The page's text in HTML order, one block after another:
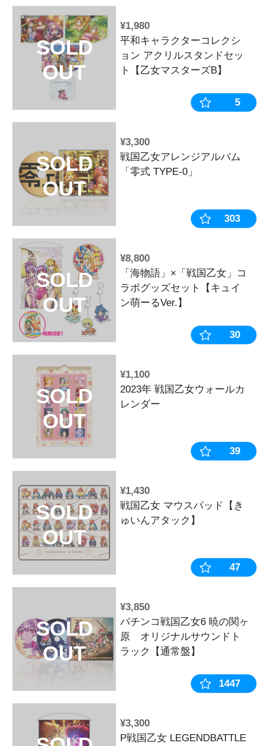
SOLD
OUT
平和キャラク
ョン アクリ
ト【乙女マ
おすすめ
ンドトラック
SOLD
OUT
¥2,970
ポーチ【乙女
SOLD
OUT
¥1,980
ョン アクリ
ト【乙女マ
SOLD
¥3,300